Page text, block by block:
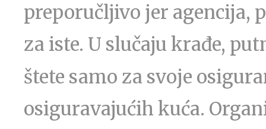
preporučljivo jer agencija,
za iste. U slučaju krađe,
štete samo za svoje
osiguravajućih kuća.